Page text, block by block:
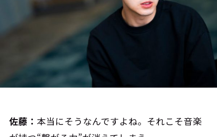
佐藤：本当にそうなんですよね。それこそ音楽